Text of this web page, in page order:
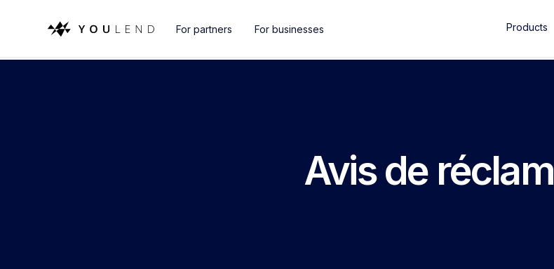
For partners For businesses Products
Avis de